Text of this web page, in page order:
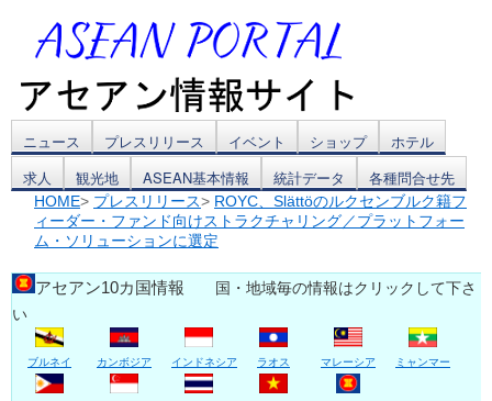
コ
ン
へ
ス
ニュース プレスリリース イベント ショップ
ホテル
求人
観光地 ASEAN基本情報 統計データ 各種問合せ先
HOME> プレスリリース> ROYC、Slättöのルクセンブルク籍フ
ィーダー・ファンド向けストラクチャリング／プラットフォー
ム・ソリューションに選定
アセアン10カ国情報 国・地域毎の情報はクリックして下さ
い
ブルネイ カンボジア インドネシア ラオス マレーシア ミャンマー